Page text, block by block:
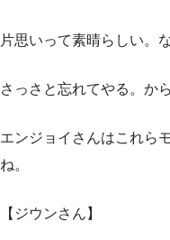
片思いって素晴らしい。
さっさと忘れてやる。か
エンジョイさんはこれら
ね。
【ジウンさん】